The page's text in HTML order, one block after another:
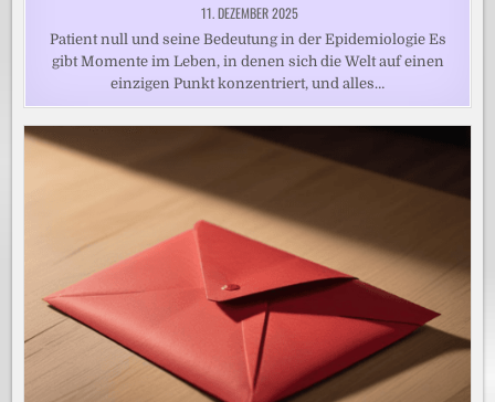
11. DEZEMBER 2025
Patient null und seine Bedeutung in der Epidemiologie Es
gibt Momente im Leben, in denen sich die Welt auf einen
einzigen Punkt konzentriert, und alles…